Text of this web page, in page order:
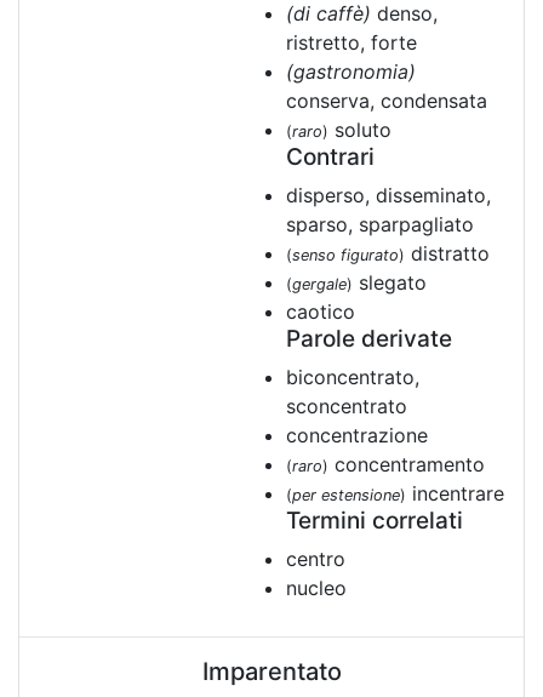
(di caffè) denso,
ristretto, forte
(gastronomia)
conserva, condensata
(raro) soluto
Contrari
disperso, disseminato,
sparso, sparpagliato
(senso figurato) distratto
(gergale) slegato
caotico
Parole derivate
biconcentrato,
sconcentrato
concentrazione
(raro) concentramento
(per estensione) incentrare
Termini correlati
centro
nucleo
Imparentato